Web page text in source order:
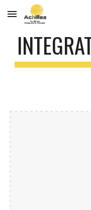
Skip to main content